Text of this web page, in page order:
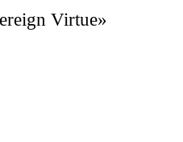
Virtue»